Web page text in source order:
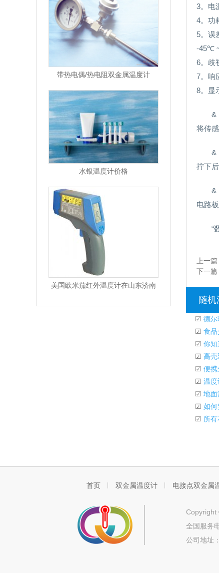
带热电偶/热电阻双金属温度计
水银温度计价格
美国欧米茄红外温度计在山东济南
3。电
4。功
5。误
-45℃
6。歧
7。响
8。显
&
将传
&
拧下
&
电路
“
上一篇
下一篇
随
☑ 德尔
☑ 食品
☑ 你知
☑ 高壳
☑ 便携
☑ 温度
☑ 地面
☑ 如何
☑ 所
首页 双金属温度计 电接点双金属
Copyright
全国服务
公司地址